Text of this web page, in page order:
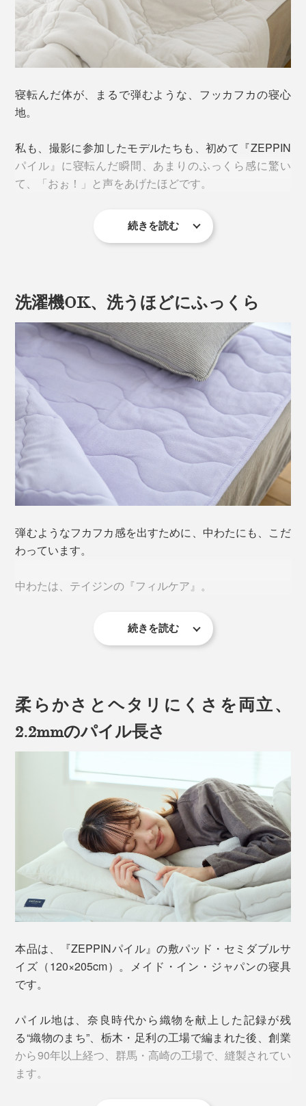
寝転んだ体が、まるで弾むような、フッカフカの寝心
地。
私も、撮影に参加したモデルたちも、初めて『ZEPPIN
パイル』に寝転んだ瞬間、あまりのふっくら感に驚い
て、「おぉ！」と声をあげたほどです。
しかも、“おだやかな春”のように、心地よい暖かさ。暖
持ちよく過ごせました。
フッカフカの柔らかさと、心地よい暖かさにこだわった
『ZEPPINパイル』。
従来のパイル地のケットといえば、いわゆるタオルのよ
使っているうちに、パイルが寝てしまったり、固まって
『ZEPPINパイル』は違います。
もうひと月以上、『ZEPPINパイル』で寝ていますが、
しかも、洗ってもフッカフカの寝心地が続く……この柔
らかさ、どうして？
続きを読む
洗濯機OK、洗うほどにふっくら
弾むようなフカフカ感を出すために、中わたにも、こだ
わっています。
中わたは、テイジンの『フィルケア』。
「3孔中空構造」の繊維を、らせん状に仕立てた糸でつ
れています。
汗をかいたり汚れたりしたら、洗濯機で丸洗いOK。た
たんだ『ZEPPINパイル』をネットに入れて、そのまま
洗濯機へ。
続きを読む
柔らかさとヘタリにくさを両立、
2.2mmのパイル長さ
本品は、『ZEPPINパイル』の敷パッド・セミダブルサ
イズ（120×205cm）。メイド・イン・ジャパンの寝具
です。
パイル地は、奈良時代から織物を献上した記録が残
る“織物のまち”、栃木・足利の工場で編まれた後、創業
から90年以上経つ、群馬・高崎の工場で、縫製されてい
ます。